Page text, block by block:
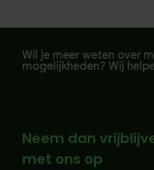
Wil je meer weten over
mogelijkheden? Wij
Neem dan
met ons op